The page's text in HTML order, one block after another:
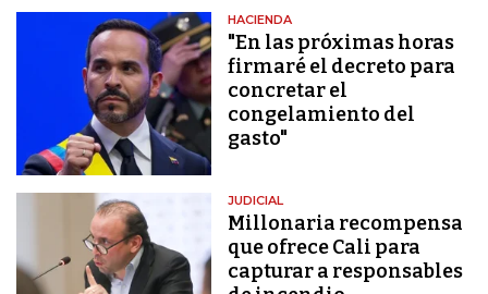
HACIENDA
"En las próximas horas
firmaré el decreto para
concretar el
congelamiento del
gasto"
JUDICIAL
Millonaria recompensa
que ofrece Cali para
capturar a responsables